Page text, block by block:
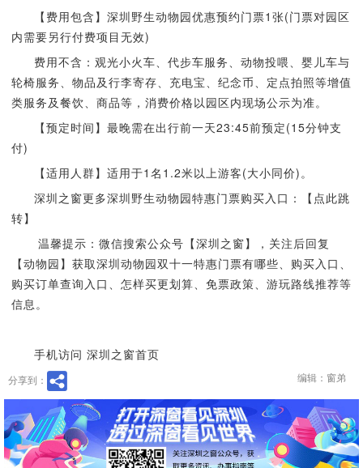
【费用包含】深圳野生动物园优惠预约门票1张(门票对园区
内需要另行付费项目无效)
费用不含：观光小火车、代步车服务、动物投喂、婴儿车与
轮椅服务、物品及行李寄存、充电宝、纪念币、定点拍照等增值
类服务及餐饮、商品等，消费价格以园区内现场公示为准。
【预定时间】最晚需在出行前一天23:45前预定(15分钟支
付)
【适用人群】适用于1名1.2米以上游客(大小同价)。
深圳之窗更多深圳野生动物园特惠门票购买入口：【点此跳
转】
温馨提示：微信搜索公众号【深圳之窗】，关注后回复
【动物园】获取深圳动物园双十一特惠门票有哪些、购买入口、
购买订单查询入口、怎样买更划算、免票政策、游玩路线推荐等
信息。
手机访问 深圳之窗首页
分享到： 编辑：窗弟